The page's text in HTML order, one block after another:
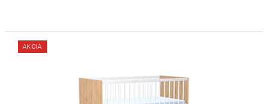
AKCIA